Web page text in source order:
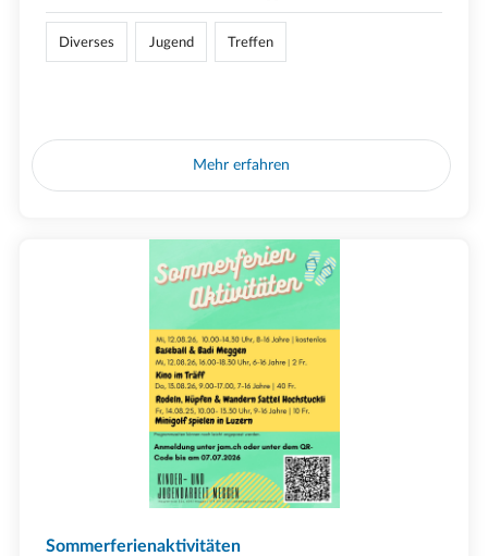
Diverses Jugend Treffen
Mehr erfahren
Sommerferienaktivitäten